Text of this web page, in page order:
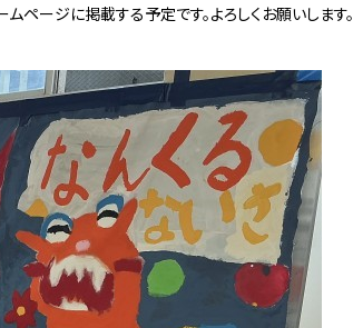
ページに掲載する予定です。よろしくお願いします。